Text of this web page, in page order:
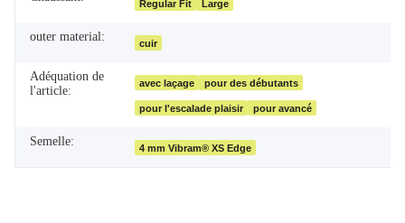
Regular Fit Large
outer material: cuir
Adéquation de
l'article:
avec laçage pour des débutants
pour l'escalade plaisir pour avancé
Semelle: 4 mm Vibram® XS Edge